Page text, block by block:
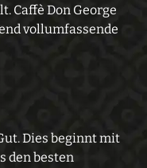
Caffè Don George
vollumfassende
Dies beginnt mit
den besten